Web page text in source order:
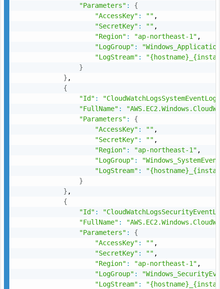
"Parameters" :
{
"AccessKey" : "" ,
"SecretKey" : "" ,
"Region" : "ap-northeast-1" ,
"LogGroup" :
"LogStream" :
}
} ,
{
"Id" :
"CloudWatchLogsSystemEventLog"
"FullName" :
"Parameters" :
{
"AccessKey" : "" ,
"SecretKey" : "" ,
"Region" : "ap-northeast-1" ,
"LogGroup" :
"LogStream" :
}
} ,
{
"Id" :
"FullName" :
"Parameters" :
{
"AccessKey" : "" ,
"SecretKey" : "" ,
"Region" : "ap-northeast-1" ,
"LogGroup" :
"LogStream" :